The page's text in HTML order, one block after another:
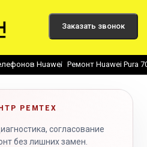
Заказать звонок
Huawei Ремонт Huawei Pura
РЕМТЕХ
согласование
без лишних замен.